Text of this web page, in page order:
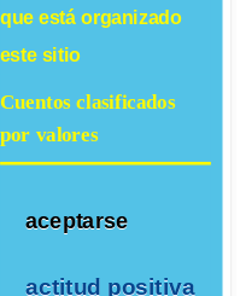
que está organizado
este sitio
Cuentos clasificados
por valores
aceptarse
actitud positiva